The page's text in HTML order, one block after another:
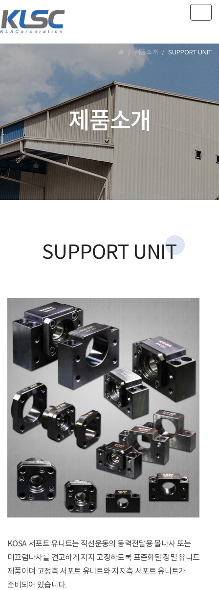
제품소개
제품소개 SUPPORT UNIT
SUPPORT UNIT
KOSA 서포트 유니트는 직선운동의 동력전달용 볼나사 또는
미끄럼나사를 견고하게 지지 고정하도록 표준화된 정밀 유니트
제품이며 고정측 서포트 유니트와 지지측 서포트 유니트가
준비되어 있습니다.